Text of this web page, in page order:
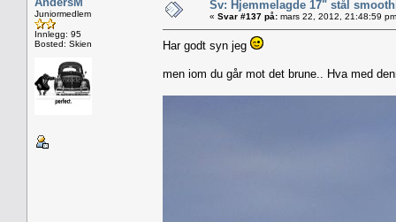
Juniormedlem
Innlegg: 95
Bosted: Skien
Sv: Hjemmelagde 17" stål
« Svar #137 på: mars 22, 2012, 21:48:59
Har godt syn jeg
men iom du går mot det brune.. Hva med